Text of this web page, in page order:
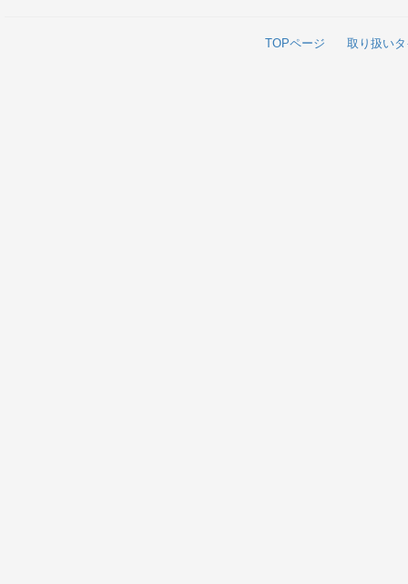
TOPページ 取り扱い